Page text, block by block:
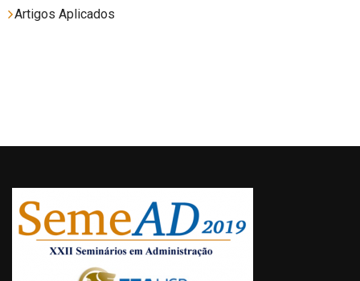
Artigos Aplicados